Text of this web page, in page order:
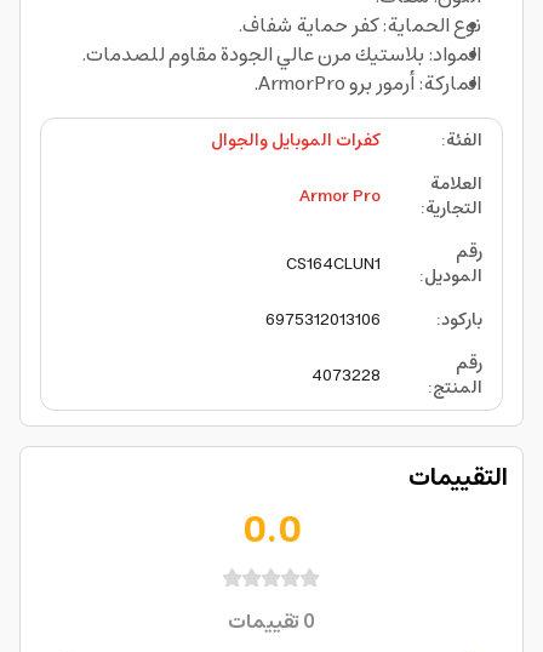
نوع الحماية: كفر حماية شفاف.
المواد: بلاستيك مرن عالي الجودة مقاوم للصدمات.
الماركة: أرمور برو ArmorPro.
الفئة:
كفرات الموبايل والجوال
العلامة
التجارية:
Armor Pro
رقم
الموديل:
CS164CLUN1
باركود:
6975312013106
رقم
المنتج:
4073228
التقييمات
0.0
0تقييمات